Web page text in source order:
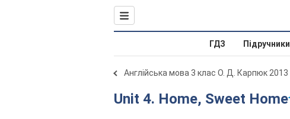
ГДЗ Підручники
Англійська мова 3 клас О. Д. Карпюк 2013
Unit 4. Home, Sweet Home